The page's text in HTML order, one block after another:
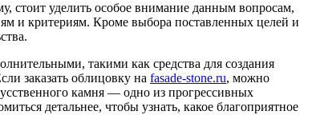
стоит уделить особое внимание данным вопросам,
и критериям. Кроме выбора поставленных целей и
такими как средства для создания
заказать облицовку на fasade-stone.ru, можно
камня — одно из прогрессивных
детальнее, чтобы узнать, какое благоприятное